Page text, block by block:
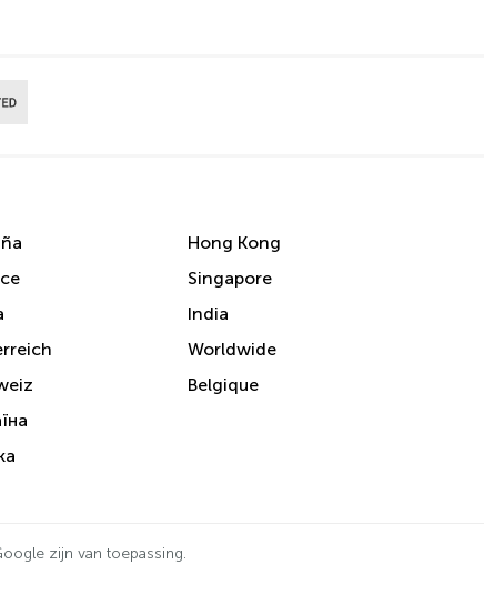
Hong Kong
Singapore
India
Worldwide
Belgique
zijn van toepassing.